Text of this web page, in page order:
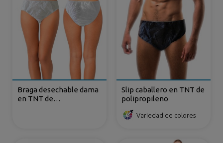
Braga desechable dama
en TNT de
Slip caballero en TNT de
polipropileno
Variedad de colores